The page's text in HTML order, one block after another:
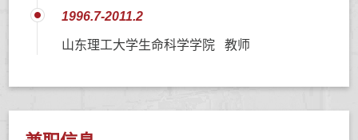
1996.7-2011.2
山东理工大学生命科学学院 教师